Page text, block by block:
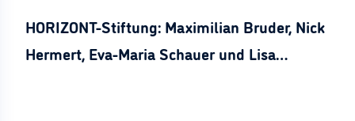
HORIZONT-Stiftung: Maximilian Bruder, Nick
Hermert, Eva-Maria Schauer und Lisa